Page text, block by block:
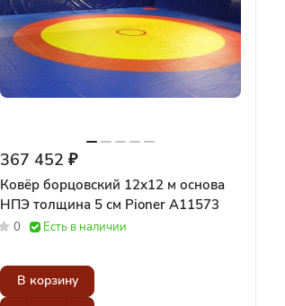
367 452 ₽
Ковёр борцовский 12х12 м основа
НПЭ толщина 5 см Pioner A11573
0 Есть в наличии
В корзину